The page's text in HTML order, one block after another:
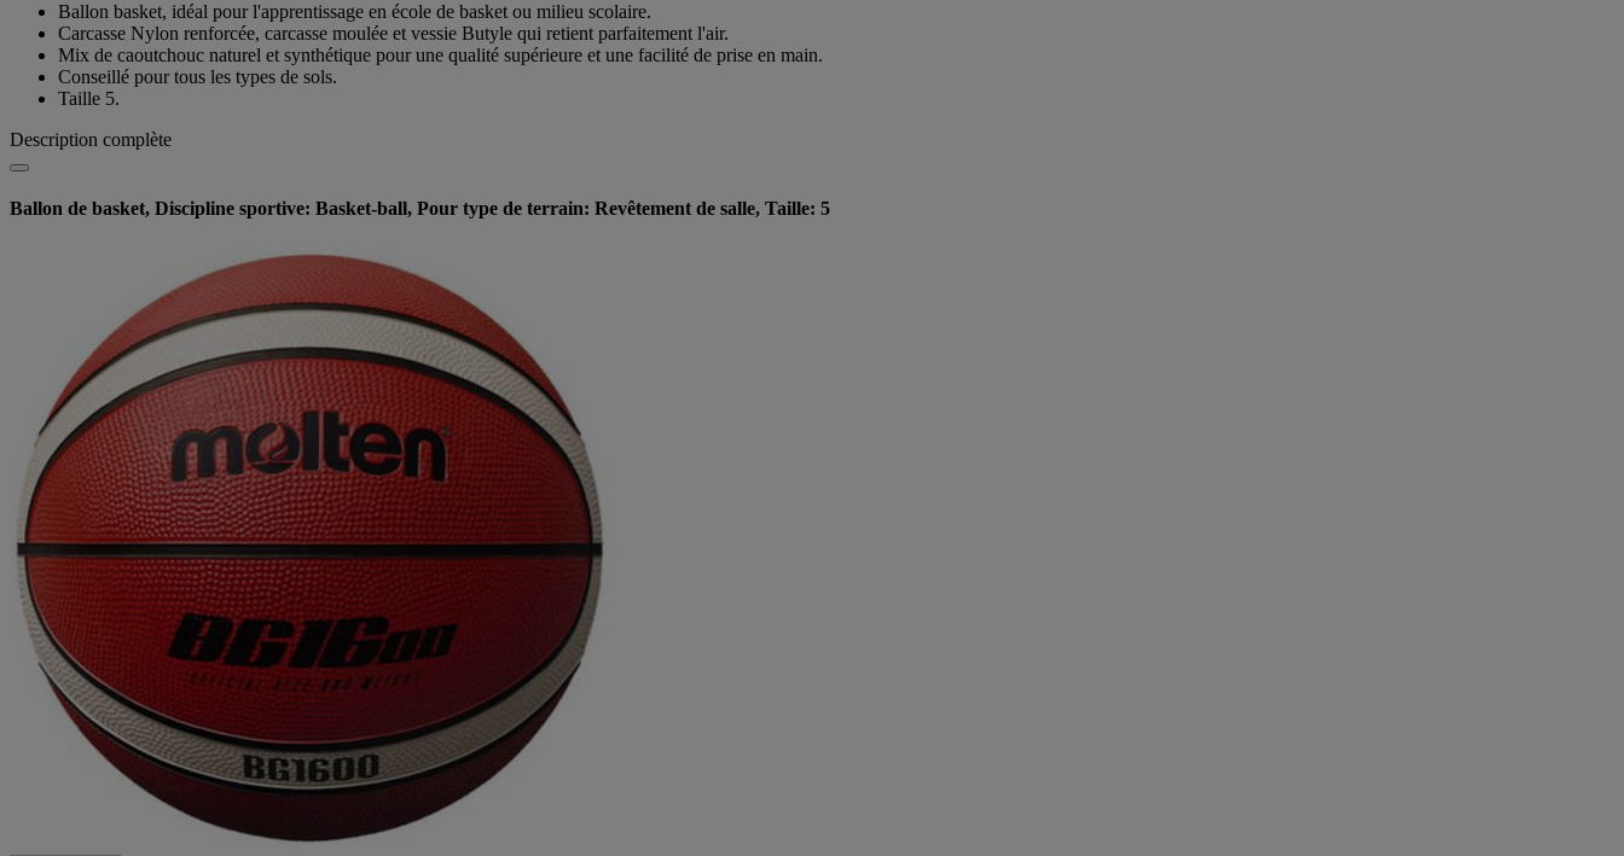
Ballon basket, idéal pour l'apprentissage en école de basket ou milieu scolaire.
Carcasse Nylon renforcée, carcasse moulée et vessie Butyle qui retient parfaitement l'air.
Mix de caoutchouc naturel et synthétique pour une qualité supérieure et une facilité de prise en main.
Conseillé pour tous les types de sols.
Taille 5.
Description complète
Ballon de basket, Discipline sportive: Basket-ball, Pour type de terrain: Revêtement de salle, Taille: 5